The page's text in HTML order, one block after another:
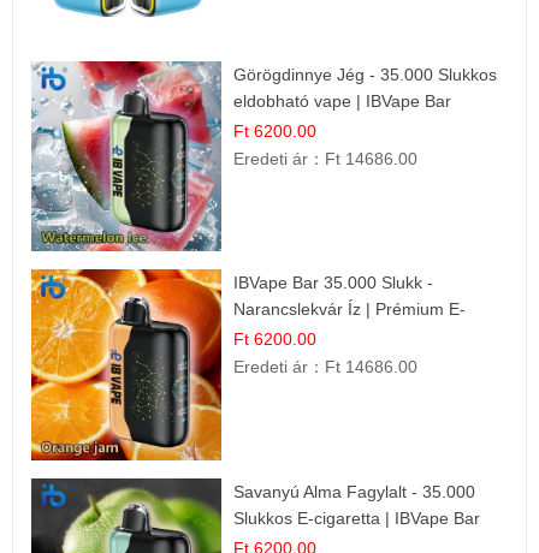
Görögdinnye Jég - 35.000 Slukkos
eldobható vape | IBVape Bar
Frissítő Nyári Íz
Ft 6200.00
Eredeti ár： Ft 14686.00
IBVape Bar 35.000 Slukk -
Narancslekvár Íz | Prémium E-
cigaretta
Ft 6200.00
Eredeti ár： Ft 14686.00
Savanyú Alma Fagylalt - 35.000
Slukkos E-cigaretta | IBVape Bar
Ft 6200.00